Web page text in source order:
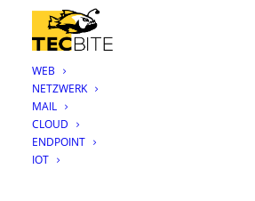
WEB
NETZWERK
MAIL
CLOUD
ENDPOINT
IOT